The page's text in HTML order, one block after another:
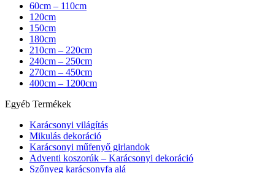
60cm – 110cm
120cm
150cm
180cm
210cm – 220cm
240cm – 250cm
270cm – 450cm
400cm – 1200cm
Egyéb Termékek
Karácsonyi világítás
Mikulás dekoráció
Karácsonyi műfenyő girlandok
Adventi koszorúk – Karácsonyi dekoráció
Szőnyeg karácsonyfa alá